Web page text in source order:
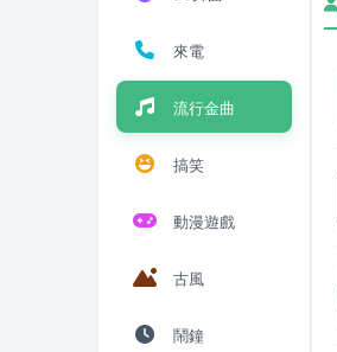
來電
流行金曲
搞笑
動漫遊戲
古風
鬧鐘